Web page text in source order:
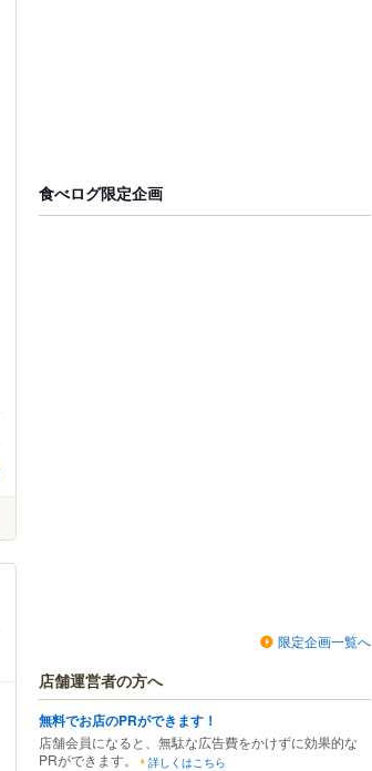
食べログ限定企画
限定企画一覧へ
店舗運営者の方へ
無料でお店のPRができます！
店舗会員になると、無駄な広告費をかけずに効果的な
PRができます。
詳しくはこちら